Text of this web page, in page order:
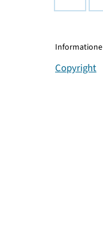
Copyright